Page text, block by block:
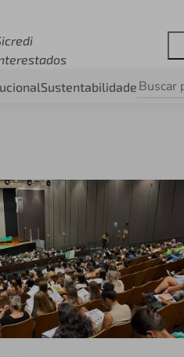
Sustentabilidade